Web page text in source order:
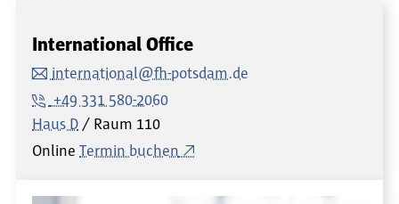
International Office
international@fh-potsdam.de
+49 331 580-2060
Haus D
Raum 110
Online Termin buchen